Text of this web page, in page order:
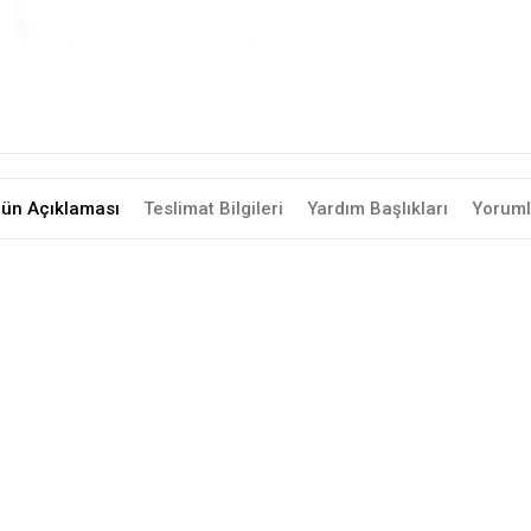
Açıklaması Teslimat Bilgileri Yardım Başlıkları